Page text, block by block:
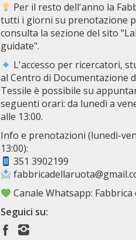
Per il resto dell'anno la
tutti i giorni su prenotazione
consulta la sezione del sito
guidate".
L'accesso per ricercatori,
al Centro di Documentazione
Tessile è possibile su
seguenti orari: da lunedì a
alle 13:00.
Info e prenotazioni (lunedì-
13:00):
351 3902199
Canale Whatsapp: Fabbrica
Seguici su: